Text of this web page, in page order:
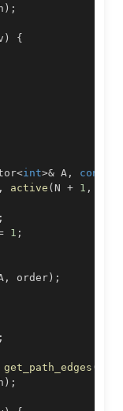
) ;
)
{
<int>& A , const
, active ( N + 1 ,
;
1 ;
, order) ;
;
get_path_edges (
) ;